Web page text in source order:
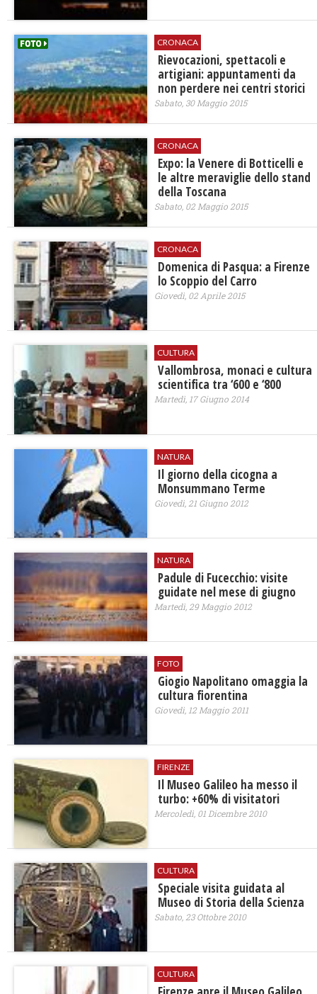
CRONACA
Rievocazioni, spettacoli e
artigiani: appuntamenti da
non perdere nei centri storici
Sabato, 30 Maggio 2015
CRONACA
Expo: la Venere di Botticelli e
le altre meraviglie dello stand
della Toscana
Sabato, 02 Maggio 2015
CRONACA
Domenica di Pasqua: a Firenze
lo Scoppio del Carro
Giovedì, 02 Aprile 2015
CULTURA
Vallombrosa, monaci e cultura
scientifica tra ‘600 e ‘800
Martedì, 17 Giugno 2014
NATURA
Il giorno della cicogna a
Monsummano Terme
Giovedì, 21 Giugno 2012
NATURA
Padule di Fucecchio: visite
guidate nel mese di giugno
Martedì, 29 Maggio 2012
FOTO
Giogio Napolitano omaggia la
cultura fiorentina
Giovedì, 12 Maggio 2011
FIRENZE
Il Museo Galileo ha messo il
turbo: +60% di visitatori
Mercoledì, 01 Dicembre 2010
CULTURA
Speciale visita guidata al
Museo di Storia della Scienza
Sabato, 23 Ottobre 2010
CULTURA